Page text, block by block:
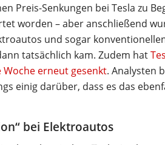
Preis-Senkungen bei Tesla zu
worden – aber anschließend
und sogar
tatsächlich kam. Zudem hat
Woche erneut gesenkt. Analysten
einig darüber, dass es das
bei Elektroautos